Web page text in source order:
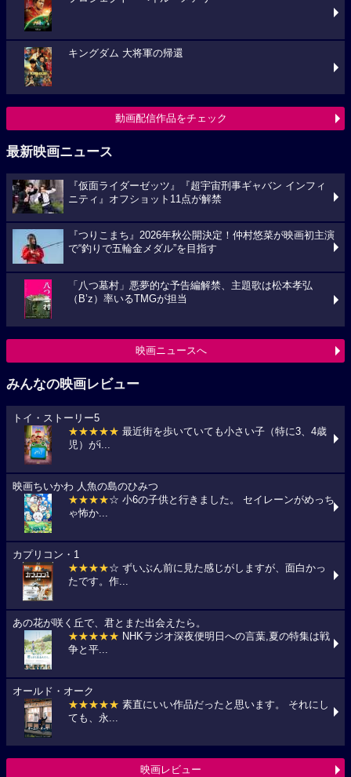
キングダム 大将軍の帰還
動画配信作品をチェック
最新映画ニュース
『仮面ライダーゼッツ』『超宇宙刑事ギャバン インフィ
ニティ』オフショット11点が解禁
『つりこまち』2026年秋公開決定！仲村悠菜が映画初主演
で“釣りで五輪金メダル”を目指す
「八つ墓村」悪夢的な予告編解禁、主題歌は松本孝弘
（B’z）率いるTMGが担当
映画ニュースへ
みんなの映画レビュー
トイ・ストーリー5
★★★★★ 最近街を歩いていても小さい子（特に3、4歳
児）がi...
映画ちいかわ 人魚の島のひみつ
★★★★☆ 小6の子供と行きました。 セイレーンがめっち
ゃ怖か...
カプリコン・1
★★★★☆ ずいぶん前に見た感じがしますが、面白かっ
たです。作...
あの花が咲く丘で、君とまた出会えたら。
★★★★★ NHKラジオ深夜便明日への言葉,夏の特集は戦
争と平...
オールド・オーク
★★★★★ 素直にいい作品だったと思います。 それにし
ても、永...
映画レビュー